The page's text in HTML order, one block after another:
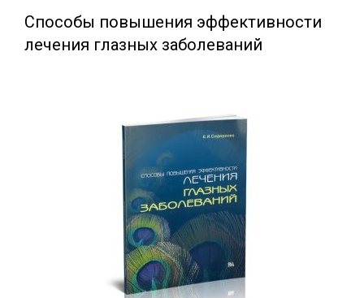
Акции и скидки
Способы повышения эффективности
лечения глазных заболеваний